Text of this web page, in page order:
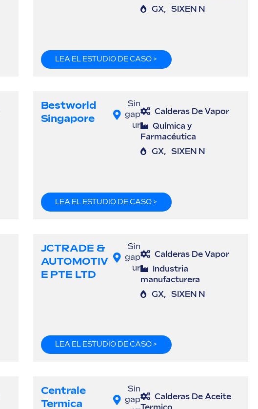
GX, SIXEN N
LEA EL ESTUDIO DE CASO >
Bestworld
Singapore
Sin
gap
ur
Calderas De Vapor
Química y
Farmacéutica
GX, SIXEN N
LEA EL ESTUDIO DE CASO >
JCTRADE &
AUTOMOTIV
E PTE LTD
Sin
gap
ur
Calderas De Vapor
Industria
manufacturera
GX, SIXEN N
LEA EL ESTUDIO DE CASO >
Centrale
Termica
Sin
gap
Calderas De Aceite